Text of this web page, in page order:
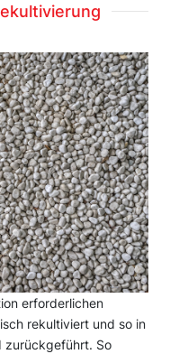
erforderlichen
rekultiviert und so in
zurückgeführt. So